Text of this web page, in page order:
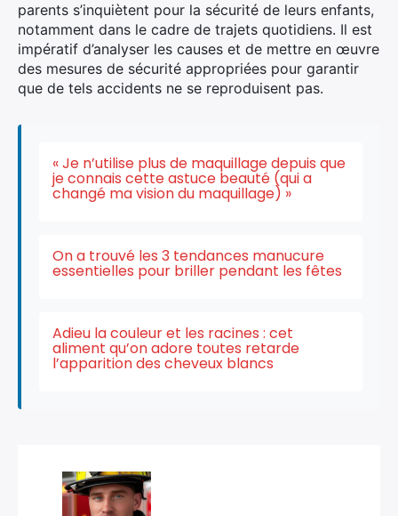
parents s’inquiètent pour la sécurité de leurs enfants,
notamment dans le cadre de trajets quotidiens. Il est
impératif d’analyser les causes et de mettre en œuvre
des mesures de sécurité appropriées pour garantir
que de tels accidents ne se reproduisent pas.
« Je n’utilise plus de maquillage depuis que
je connais cette astuce beauté (qui a
changé ma vision du maquillage) »
On a trouvé les 3 tendances manucure
essentielles pour briller pendant les fêtes
Adieu la couleur et les racines : cet
aliment qu’on adore toutes retarde
l’apparition des cheveux blancs